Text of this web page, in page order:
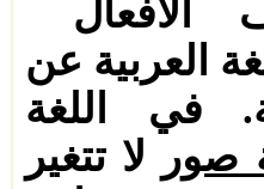
الافعال
العربية عن
في اللغة
صور
لا تتغير